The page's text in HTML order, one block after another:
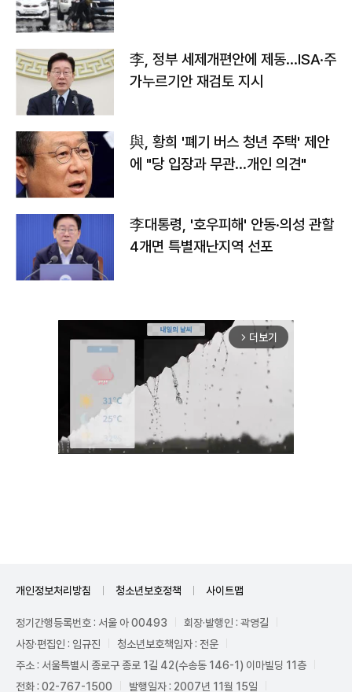
李, 정부 세제개편안에 제동…ISA·주
가누르기안 재검토 지시
與, 황희 '폐기 버스 청년 주택' 제안
에 "당 입장과 무관…개인 의견"
李대통령, '호우피해' 안동·의성 관할
4개면 특별재난지역 선포
arrow_forward_ios 더보기
개인정보처리방침 청소년보호정책 사이트맵
정기간행등록번호 : 서울 아 00493
회장·발행인 : 곽영길
사장·편집인 : 임규진
청소년보호책임자 : 전운
주소 : 서울특별시 종로구 종로 1길 42(수송동 146-1) 이마빌딩 11층
전화 : 02-767-1500
발행일자 : 2007년 11월 15일